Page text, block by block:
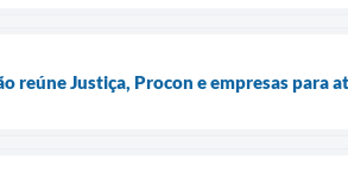
reúne Justiça, Procon e empresas para